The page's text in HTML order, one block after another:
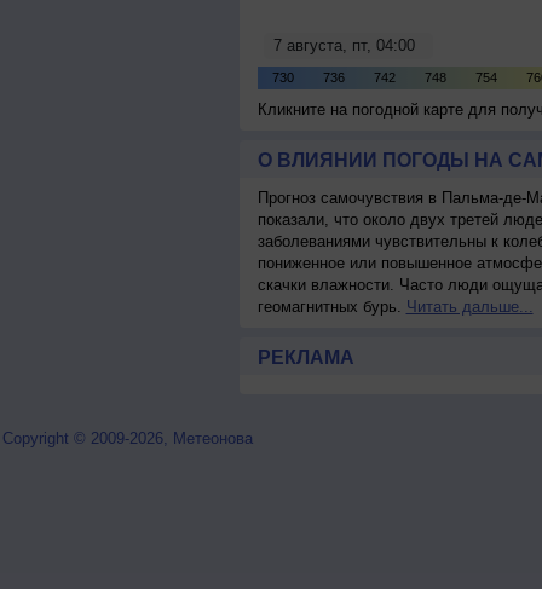
Кликните на погодной карте для
О ВЛИЯНИИ ПОГОДЫ НА
Прогноз самочувствия в Пальма-де-
показали, что около двух третей
заболеваниями чувствительны к
пониженное или повышенное
скачки влажности. Часто люди
геомагнитных бурь. Читать дальше...
РЕКЛАМА
Copyright © 2009-2026, Метеонова